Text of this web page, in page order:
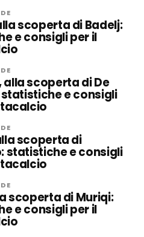
scoperta di Badelj:
e consigli per il
alla scoperta di De
statistiche e consigli
scoperta di
statistiche e consigli
scoperta di Muriqi:
e consigli per il